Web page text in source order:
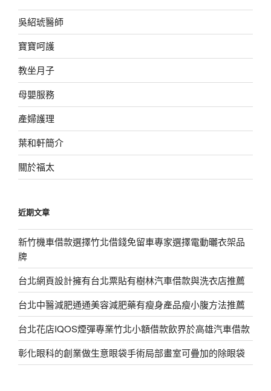
吳紹琥醫師
寶寶呵護
教坐月子
母嬰服務
產婦護理
葉和軒簡介
關於福太
近期文章
新竹機車借款選擇竹北借錢免留車專家選擇電動曬衣架品
牌
台北網頁設計擁有台北票貼有樹林汽車借款與洗衣店推薦
台北中醫減肥通通美容減肥藥有瘦身產品瘦小腹方法推薦
台北花店IQOS煙彈專業竹北小額借款飲界於高雄汽車借款
彰化眼科的創業做生意眼袋手術局部畫室可疊加的除眼袋